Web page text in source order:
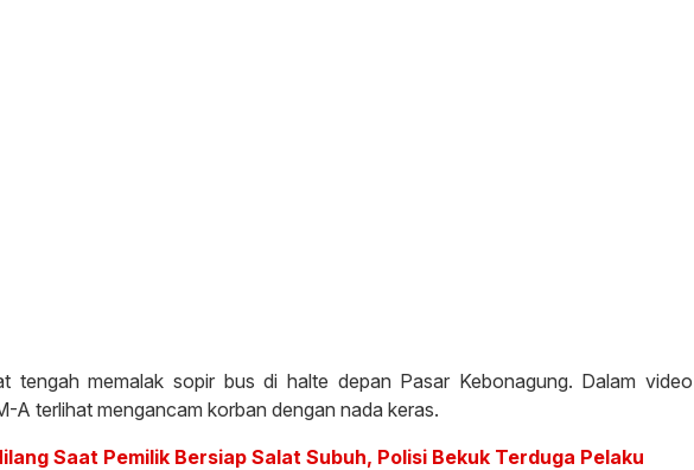
tengah memalak sopir bus di halte depan Pasar Kebonagung. Dalam video
A terlihat mengancam korban dengan nada keras.
Saat Pemilik Bersiap Salat Subuh, Polisi Bekuk Terduga Pelaku